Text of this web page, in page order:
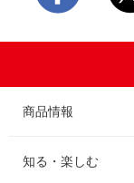
商品情報
商品情報一覧
レギュラーコーヒ
知る・楽しむ
知る・楽しむ一覧